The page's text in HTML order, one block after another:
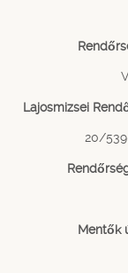
Lajosmizsei
20/
Mentők